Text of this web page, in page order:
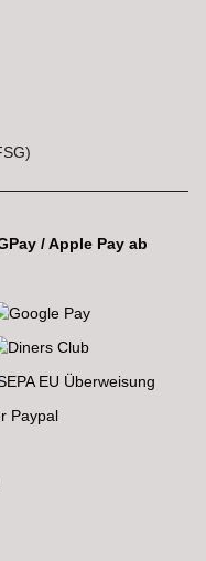
/ Apple Pay ab